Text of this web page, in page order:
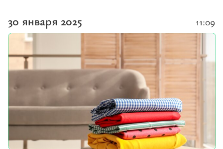
30 января 2025 11:09